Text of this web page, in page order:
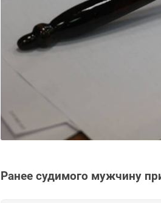
Ранее судимого мужчину